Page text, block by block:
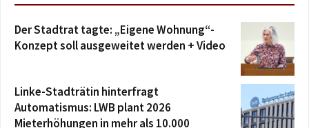
Der Stadtrat tagte: „Eigene Wohnung“-
Konzept soll ausgeweitet werden + Video
Linke-Stadträtin hinterfragt
Automatismus: LWB plant 2026
Mieterhöhungen in mehr als 10.000